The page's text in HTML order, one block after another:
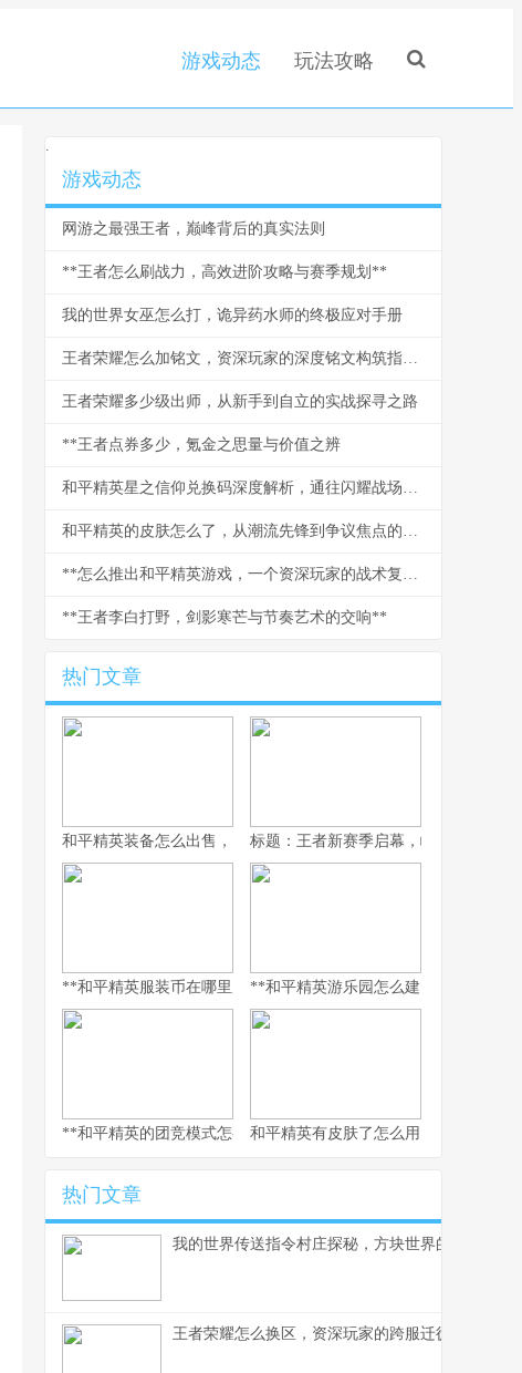
游戏动态 玩法攻略
.
游戏动态
网游之最强王者，巅峰背后的真实法则
**王者怎么刷战力，高效进阶攻略与赛季规划**
我的世界女巫怎么打，诡异药水师的终极应对手册
王者荣耀怎么加铭文，资深玩家的深度铭文构筑指南，副标题，从入门到精通的属性配置艺术
王者荣耀多少级出师，从新手到自立的实战探寻之路
**王者点券多少，氪金之思量与价值之辨
和平精英星之信仰兑换码深度解析，通往闪耀战场的星辰秘钥
和平精英的皮肤怎么了，从潮流先锋到争议焦点的背后
**怎么推出和平精英游戏，一个资深玩家的战术复盘**
**王者李白打野，剑影寒芒与节奏艺术的交响**
热门文章
和平精英装备怎么出售，资深玩家的交易谋略副标题，虚拟战场的
标题：王者新赛季启幕，峡谷变革与玩
**和平精英服装币在哪里用，老兵的时尚购物指南，副标题，揭秘
**和平精英游乐园怎么建：从虚拟战场
**和平精英的团竞模式怎么换枪，副标题为短兵相接的武器博弈智
和平精英有皮肤了怎么用，从仓库到战
热门文章
我的世界传送指令村庄探秘，方块世界的瞬间移
王者荣耀怎么换区，资深玩家的跨服迁徙指南，副